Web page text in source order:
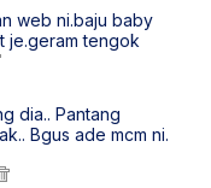
web ni.baju baby
je.geram tengok
dia.. Pantang
Bgus ade mcm ni.